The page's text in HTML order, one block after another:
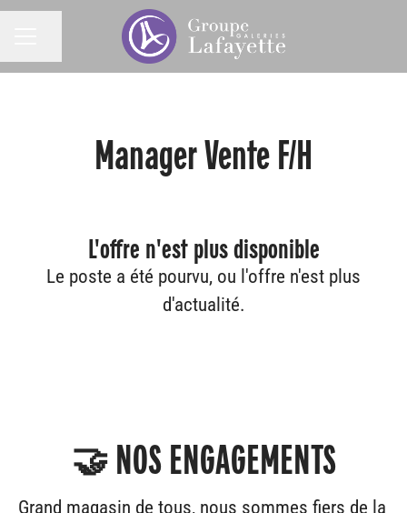
Partager la page
Manager Vente F/H
L'offre n'est plus disponible
Le poste a été pourvu, ou l'offre n'est plus
d'actualité.
🤝 NOS ENGAGEMENTS
Grand magasin de tous, nous sommes fiers de la